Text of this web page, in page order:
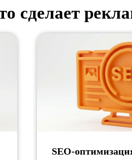
сделает
SEO-